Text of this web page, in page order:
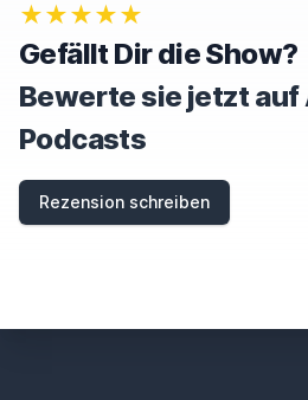
★★★★★
Gefällt Dir die Show?
Bewerte sie jetzt auf
Podcasts
Rezension schreiben